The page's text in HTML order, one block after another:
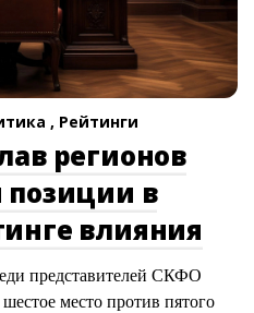
, Рейтинги
регионов
в
влияния
представителей СКФО
место против пятого